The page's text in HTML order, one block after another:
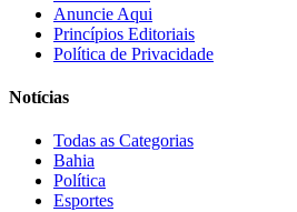
Anuncie Aqui
Princípios Editoriais
Política de Privacidade
Notícias
Todas as Categorias
Bahia
Política
Esportes